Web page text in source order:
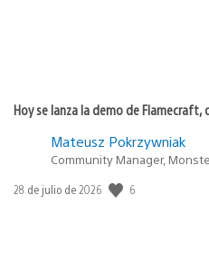
Hoy se lanza la demo de Flamecraft,
Mateusz Pokrzywniak
Community Manager,
Fecha
28 de julio de 2026 6